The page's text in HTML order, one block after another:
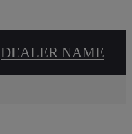
DEALER NAME